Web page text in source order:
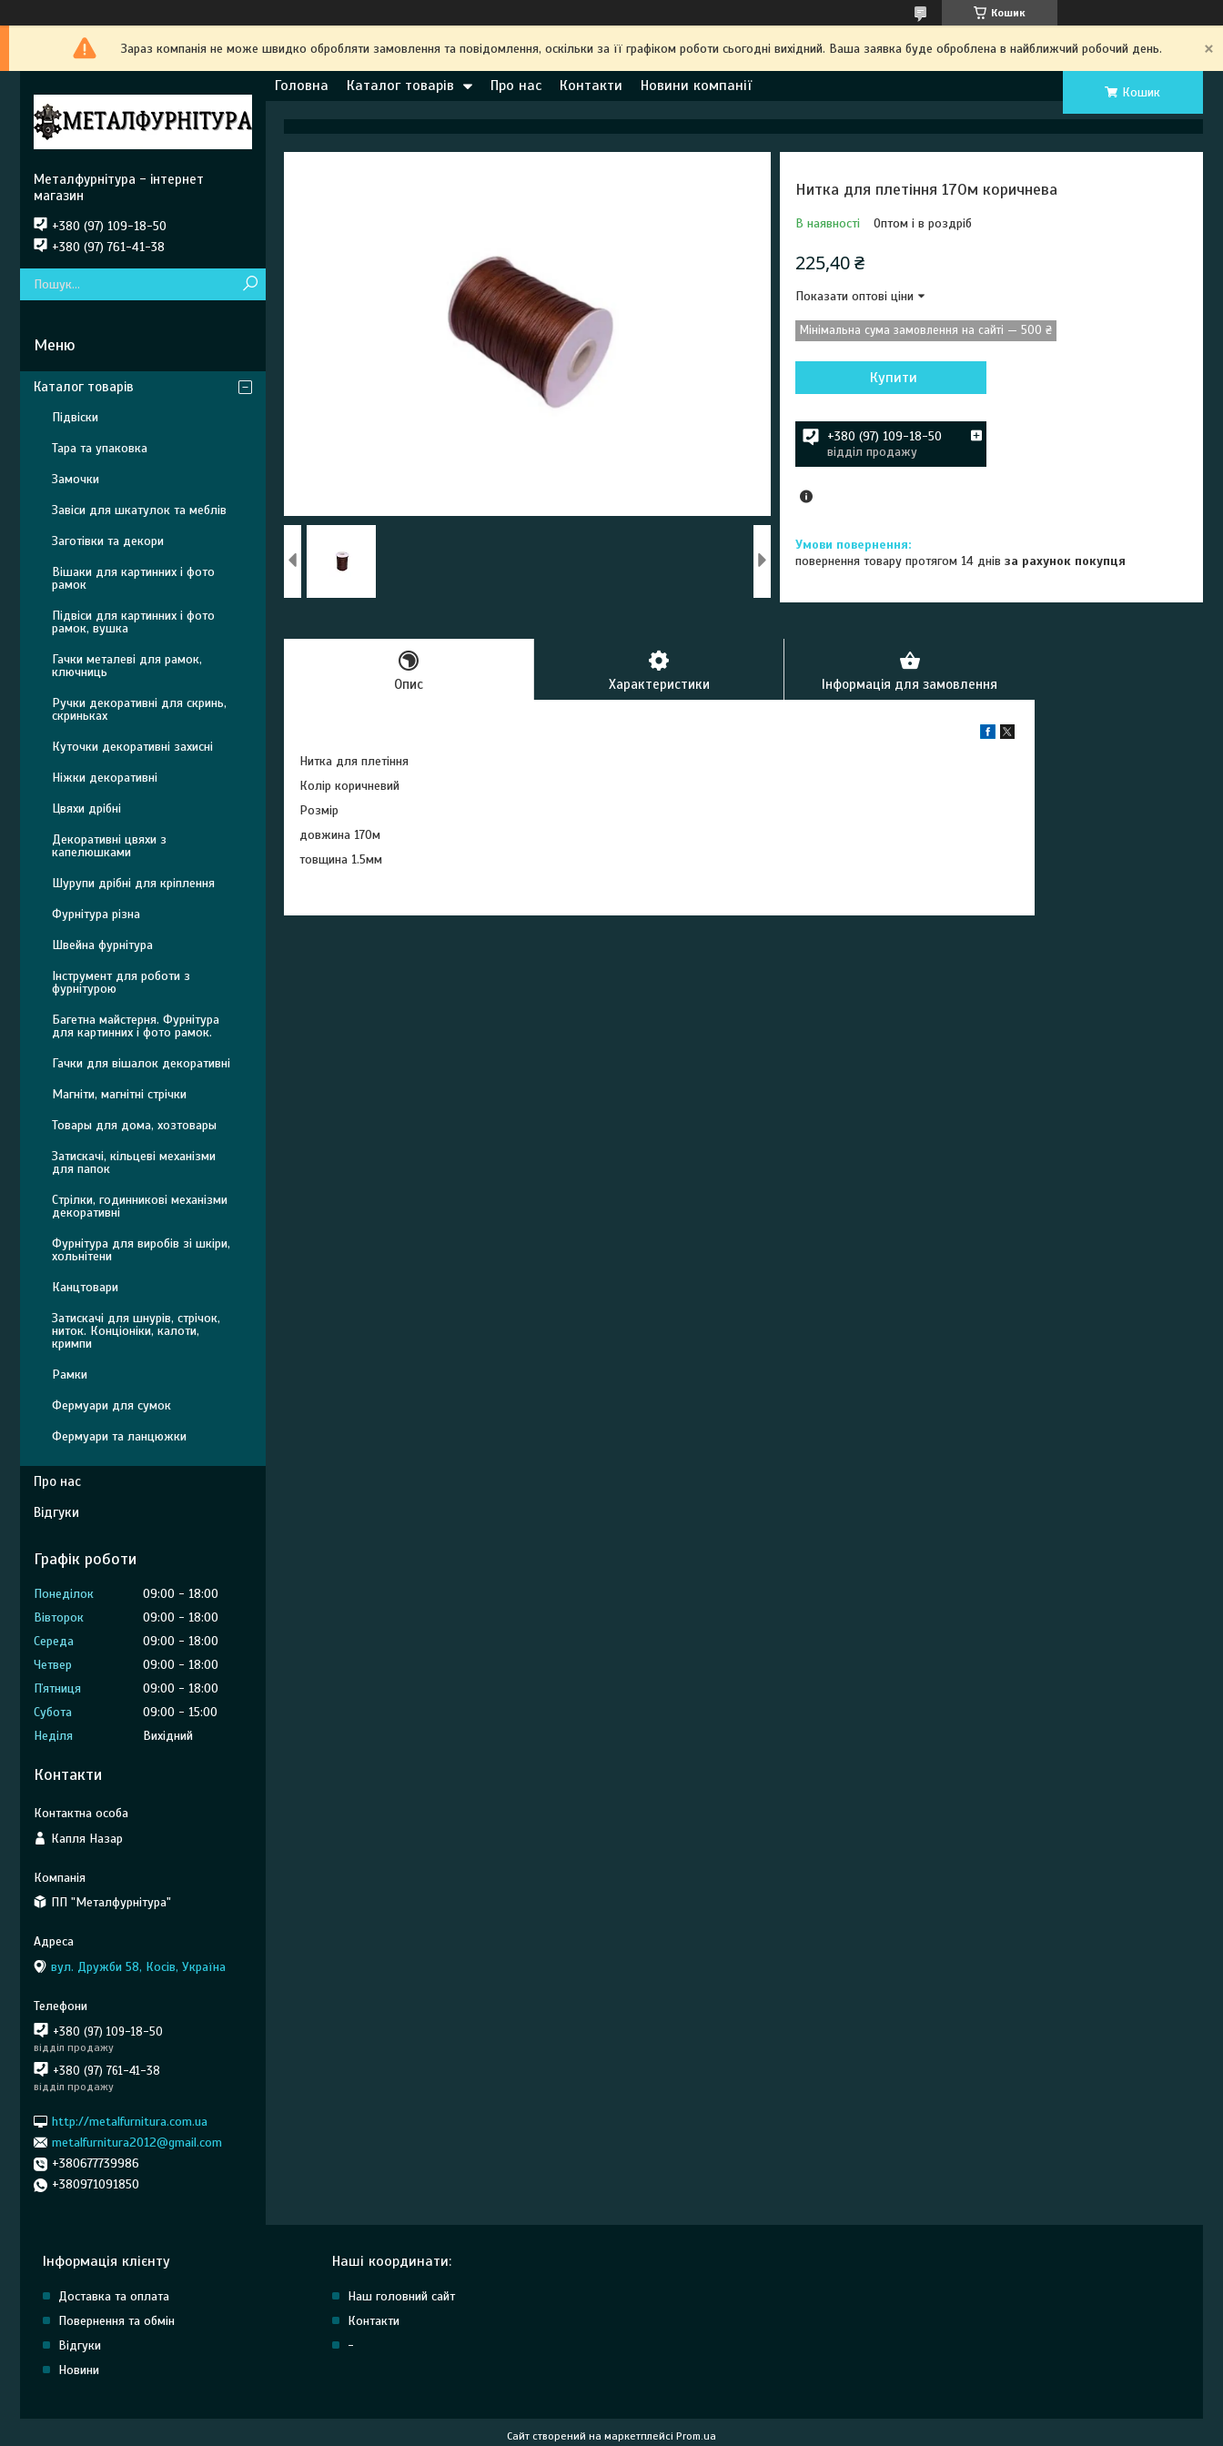
Кошик
Зараз компанія не може швидко обробляти замовлення та повідомлення, оскільки за її графіком роботи сьогодні вихідний. Ваша заявка буде оброблена в найближчий робочий день.
Головна Каталог товарів Про нас Контакти Новини компанії Кошик
Нитка для плетіння 170м коричнева
В наявності Оптом і в роздріб
225,40 ₴
Показати оптові ціни
Мінімальна сума замовлення на сайті — 500 ₴
Купити
+380 (97) 109-18-50
відділ продажу
повернення товару протягом 14 днівза рахунок покупця
Опис Характеристики Інформація для замовлення
Нитка для плетіння
Колір коричневий
Розмір
довжина 170м
товщина 1.5мм
Металфурнітура - інтернет
магазин
+380 (97) 109-18-50
+380 (97) 761-41-38
Каталог товарів
Підвіски
Тара та упаковка
Замочки
Завіси для шкатулок та меблів
Заготівки та декори
Вішаки для картинних і фото
рамок
Підвіси для картинних і фото
рамок, вушка
Гачки металеві для рамок,
ключниць
Ручки декоративні для скринь,
скриньках
Куточки декоративні захисні
Ніжки декоративні
Цвяхи дрібні
Декоративні цвяхи з
капелюшками
Шурупи дрібні для кріплення
Фурнітура різна
Швейна фурнітура
Інструмент для роботи з
фурнітурою
Багетна майстерня. Фурнітура
для картинних і фото рамок.
Гачки для вішалок декоративні
Магніти, магнітні стрічки
Товары для дома, хозтовары
Затискачі, кільцеві механізми
для папок
Стрілки, годинникові механізми
декоративні
Фурнітура для виробів зі шкіри,
хольнітени
Канцтовари
Затискачі для шнурів, стрічок,
ниток. Конціоніки, калоти,
кримпи
Рамки
Фермуари для сумок
Фермуари та ланцюжки
Про нас
Відгуки
Графік роботи
Понеділок 09:00
18:00
Вівторок
09:00
18:00
Середа
09:00
18:00
Четвер
09:00
18:00
Пʼятниця
09:00
18:00
Субота
09:00
15:00
Неділя
Вихідний
Контакти
Капля Назар
ПП "Металфурнітура"
вул. Дружби 58, Косів, Україна
+380 (97) 109-18-50
відділ продажу
+380 (97) 761-41-38
відділ продажу
http://metalfurnitura.com.ua
metalfurnitura2012@gmail.com
+380677739986
+380971091850
Інформація клієнту
Доставка та оплата
Повернення та обмін
Відгуки
Новини
Наші координати:
Наш головний сайт
Контакти
-
Сайт створений на маркетплейсі Prom.ua